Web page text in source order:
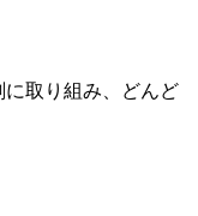
取り組み、どんど